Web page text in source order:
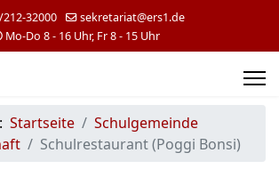
32000
sekretariat@ers1.de
Mo-Do 8 - 16 Uhr, Fr 8 - 15 Uhr
Startseite
Schulgemeinde
Schulrestaurant (Poggi Bonsi)